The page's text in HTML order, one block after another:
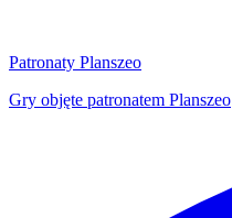
Patronaty Planszeo
Gry objęte patronatem Planszeo